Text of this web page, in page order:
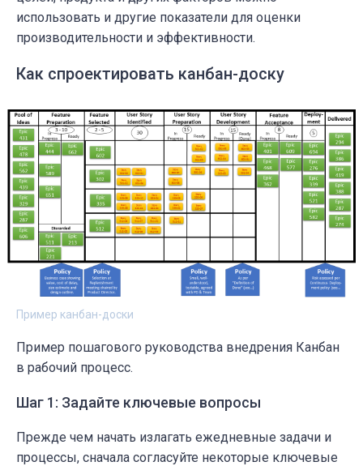
использовать и другие показатели для оценки
производительности и эффективности.
Как спроектировать канбан-доску
Пример канбан-доски
Пример пошагового руководства внедрения Канбан
в рабочий процесс.
Шаг 1: Задайте ключевые вопросы
Прежде чем начать излагать ежедневные задачи и
процессы, сначала согласуйте некоторые ключевые